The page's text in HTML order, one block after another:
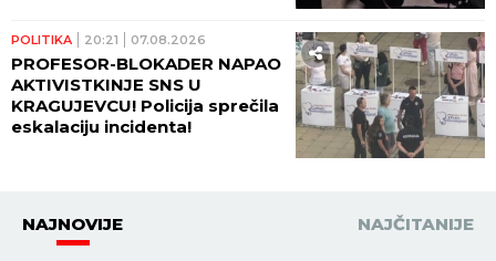
POLITIKA 20:21 07.08.2026
PROFESOR-BLOKADER NAPAO
AKTIVISTKINJE SNS U
KRAGUJEVCU! Policija sprečila
eskalaciju incidenta!
NAJNOVIJE NAJČITANIJE